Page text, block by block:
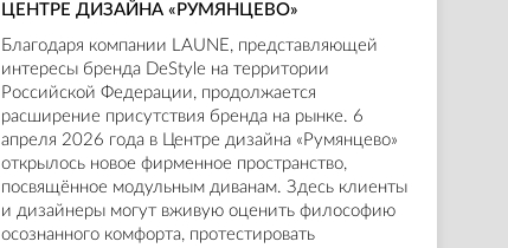
ЦЕНТРЕ ДИЗАЙНА «РУМЯНЦЕВО»
Благодаря компании LAUNE, представляющей
интересы бренда DeStyle на территории
Российской Федерации, продолжается
расширение присутствия бренда на рынке. 6
апреля 2026 года в Центре дизайна «Румянцево»
открылось новое фирменное пространство,
посвящённое модульным диванам. Здесь клиенты
и дизайнеры могут вживую оценить философию
осознанного комфорта, протестировать